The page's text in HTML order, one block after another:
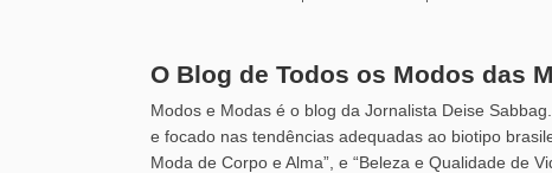
O Blog de Todos os Modos das
Modos e Modas é o blog da Jornalista Deise
e focado nas tendências adequadas ao biotipo
Moda de Corpo e Alma”, e “Beleza e Qualidade de